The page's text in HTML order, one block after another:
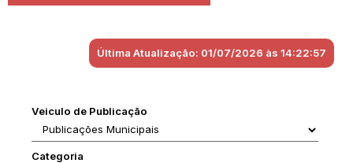
Última Atualização: 01/07/2026 às 14:22:57
Veiculo de Publicação
Categoria